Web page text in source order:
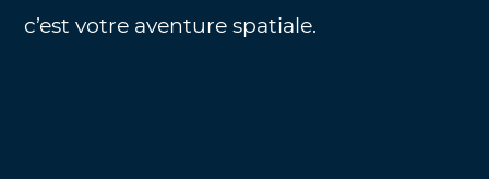
c’est votre aventure spatiale.